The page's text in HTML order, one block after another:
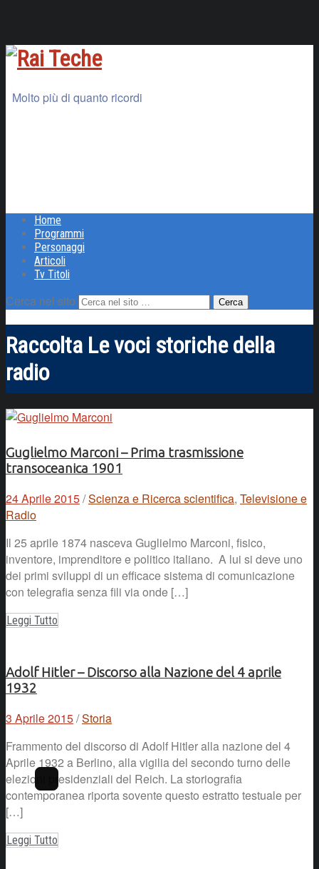
Molto più di quanto ricordi
Home
Programmi
Personaggi
Articoli
Tv Titoli
Cerca nel sito
Raccolta Le voci storiche della
radio
Guglielmo Marconi – Prima trasmissione
transoceanica 1901
24 Aprile 2015/Scienza e Ricerca scientifica, Televisione e
Radio
Il 25 aprile 1874 nasceva Guglielmo Marconi, fisico,
inventore, imprenditore e politico italiano. A lui si deve uno
dei primi sviluppi di un efficace sistema di comunicazione
con telegrafia senza fili via onde […]
Leggi Tutto
Adolf Hitler – Discorso alla Nazione del 4 aprile
1932
3 Aprile 2015/Storia
Frammento del discorso di Adolf Hitler alla nazione del 4
Aprile 1932 a Berlino, alla vigilia del secondo turno delle
elezioni presidenziali del Reich. La storiografia
contemporanea riporta sovente questo estratto testuale per
[…]
Leggi Tutto